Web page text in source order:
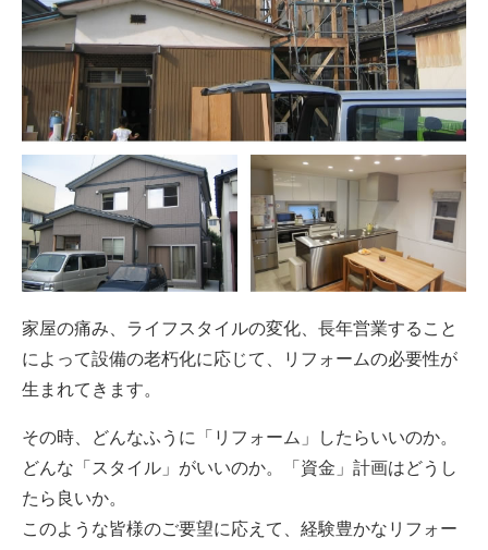
家屋の痛み、ライフスタイルの変化、長年営業すること
によって設備の老朽化に応じて、リフォームの必要性が
生まれてきます。
その時、どんなふうに「リフォーム」したらいいのか。
どんな「スタイル」がいいのか。「資金」計画はどうし
たら良いか。
このような皆様のご要望に応えて、経験豊かなリフォー